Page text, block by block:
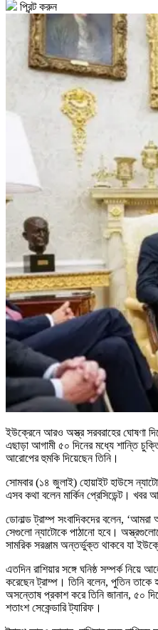
প্রিন্ট করুন
ইউক্রেনে আরও অস্ত্র সরবরাহের ঘোষণা
এছাড়া আগামী ৫০ দিনের মধ্যে শান্তি
আরোপের হুমকি দিয়েছেন তিনি।
সোমবার (১৪ জুলাই) হোয়াইট হাউসে
এসব কথা বলেন মার্কিন প্রেসিডেন্ট। খবর
ডোনাল্ড ট্রাম্প সংবাদিকদের বলেন,
সেগুলো ন্যাটোকে পাঠানো হবে।
সামরিক সরঞ্জাম অন্তর্ভুক্ত থাকবে যা
এতদিন রাশিয়ার সঙ্গে ঘনিষ্ঠ সম্পর্ক নিয়ে
করেছেন ট্রাম্প। তিনি বলেন, পুতিন তাকে
অসন্তোষ প্রকাশ করে তিনি জানান, ৫০
শতাংশ সেকেন্ডারি ট্যারিফ।